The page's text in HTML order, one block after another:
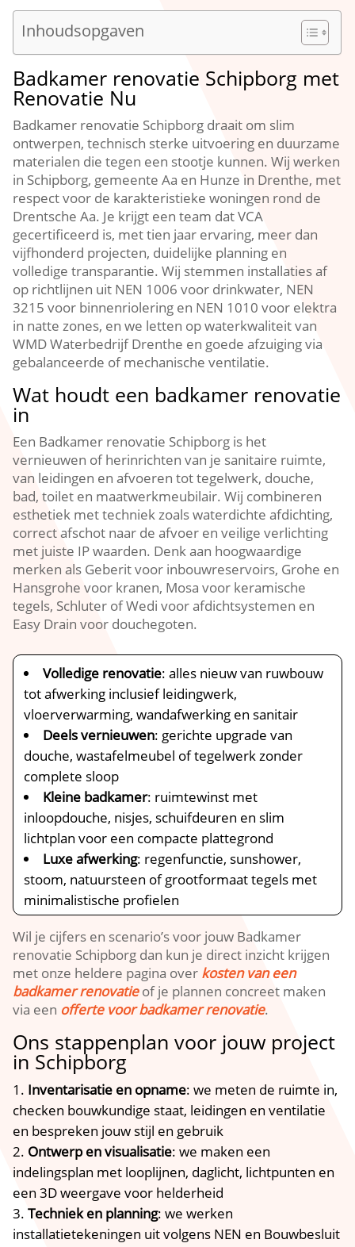
Inhoudsopgaven
Badkamer renovatie Schipborg met
Renovatie Nu
Badkamer renovatie Schipborg draait om slim
ontwerpen, technisch sterke uitvoering en duurzame
materialen die tegen een stootje kunnen. Wij werken
in Schipborg, gemeente Aa en Hunze in Drenthe, met
respect voor de karakteristieke woningen rond de
Drentsche Aa. Je krijgt een team dat VCA
gecertificeerd is, met tien jaar ervaring, meer dan
vijfhonderd projecten, duidelijke planning en
volledige transparantie. Wij stemmen installaties af
op richtlijnen uit NEN 1006 voor drinkwater, NEN
3215 voor binnenriolering en NEN 1010 voor elektra
in natte zones, en we letten op waterkwaliteit van
WMD Waterbedrijf Drenthe en goede afzuiging via
gebalanceerde of mechanische ventilatie.
Wat houdt een badkamer renovatie
in
Een Badkamer renovatie Schipborg is het
vernieuwen of herinrichten van je sanitaire ruimte,
van leidingen en afvoeren tot tegelwerk, douche,
bad, toilet en maatwerkmeubilair. Wij combineren
esthetiek met techniek zoals waterdichte afdichting,
correct afschot naar de afvoer en veilige verlichting
met juiste IP waarden. Denk aan hoogwaardige
merken als Geberit voor inbouwreservoirs, Grohe en
Hansgrohe voor kranen, Mosa voor keramische
tegels, Schluter of Wedi voor afdichtsystemen en
Easy Drain voor douchegoten.
Volledige renovatie: alles nieuw van ruwbouw
tot afwerking inclusief leidingwerk,
vloerverwarming, wandafwerking en sanitair
Deels vernieuwen: gerichte upgrade van
douche, wastafelmeubel of tegelwerk zonder
complete sloop
Kleine badkamer: ruimtewinst met
inloopdouche, nisjes, schuifdeuren en slim
lichtplan voor een compacte plattegrond
Luxe afwerking: regenfunctie, sunshower,
stoom, natuursteen of grootformaat tegels met
minimalistische profielen
Wil je cijfers en scenario’s voor jouw Badkamer
renovatie Schipborg dan kun je direct inzicht krijgen
met onze heldere pagina over kosten van een
badkamer renovatieof je plannen concreet maken
via een offerte voor badkamer renovatie.
Ons stappenplan voor jouw project
in Schipborg
Inventarisatie en opname: we meten de ruimte in,
checken bouwkundige staat, leidingen en ventilatie
en bespreken jouw stijl en gebruik
Ontwerp en visualisatie: we maken een
indelingsplan met looplijnen, daglicht, lichtpunten en
een 3D weergave voor helderheid
Techniek en planning: we werken
installatietekeningen uit volgens NEN en Bouwbesluit